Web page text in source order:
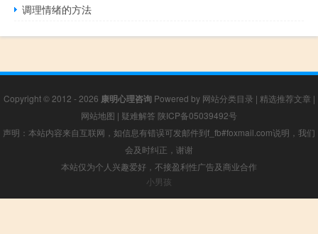
调理情绪的方法
Copyright © 2012 - 2026 康明心理咨询Powered by 网站分类目录 | 精选推荐文章 |
网站地图 | 疑难解答 陕ICP备05039492号
声明：本站内容来自互联网，如信息有错误可发邮件到f_fb#foxmail.com说明，我们
会及时纠正，谢谢
本站仅为个人兴趣爱好，不接盈利性广告及商业合作
小男孩